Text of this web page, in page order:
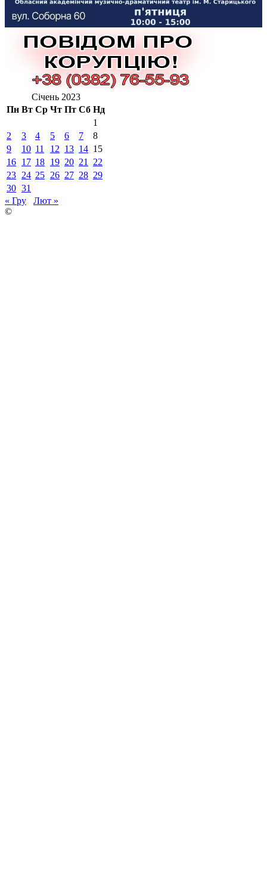
Січень 2023
Пн Вт Ср Чт Пт Сб Нд
1
2
3 4 5 6 7
8
9
10 11 12 13 14 15
16 17 18 19 20 21
22
23 24 25 26 27 28 29
30 31
« Гру
Лют »
©